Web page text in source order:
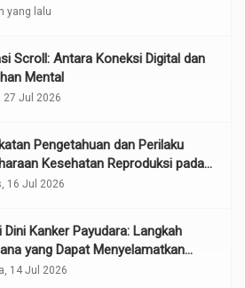
yang lalu
Scroll: Antara Koneksi Digital dan
Mental
27 Jul 2026
Pengetahuan dan Perilaku
Kesehatan Reproduksi pada
Edukasi dan Konseling di
16 Jul 2026
Dini Kanker Payudara: Langkah
yang Dapat Menyelamatkan
14 Jul 2026